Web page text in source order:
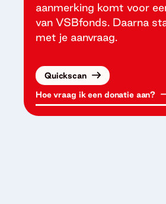
aanmerking komt voor
van VSBfonds. Daarna
met je aanvraag.
Quickscan
Hoe vraag ik een donatie aan?